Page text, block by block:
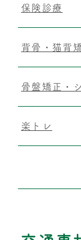
保険診療
背骨・猫背
骨盤矯正・
楽トレ